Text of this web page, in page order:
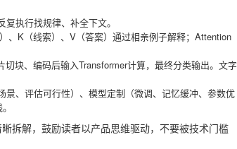
复执行找规律、补全下文。
、K（线索）、V（答案）通过相亲例子解释；Attention
块、编码后输入Transformer计算，最终分类输出。文字
景、评估可行性）、模型定制（微调、记忆缓冲、参数优
拆解，鼓励读者以产品思维驱动，不要被技术门槛